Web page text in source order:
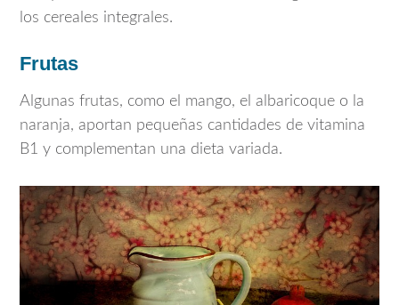
los cereales integrales.
Frutas
Algunas frutas, como el mango, el albaricoque o la
naranja, aportan pequeñas cantidades de vitamina
B1 y complementan una dieta variada.